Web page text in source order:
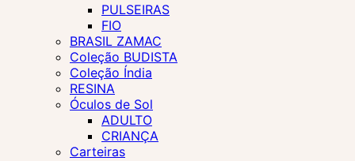
PULSEIRAS
FIO
BRASIL ZAMAC
Coleção BUDISTA
Coleção Índia
RESINA
Óculos de Sol
ADULTO
CRIANÇA
Carteiras